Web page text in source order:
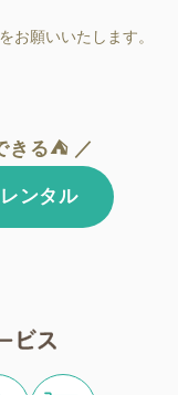
お願いいたします。
きる⛺ ／
ンタル